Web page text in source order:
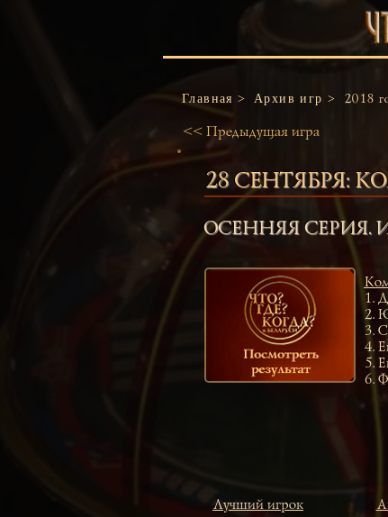
Главная > Архив игр > 2018
<< Предыдущая игра
28 СЕНТЯБРЯ:
ОСЕННЯЯ СЕРИЯ.
1.
2.
3.
4.
5.
6.
Лучший игрок